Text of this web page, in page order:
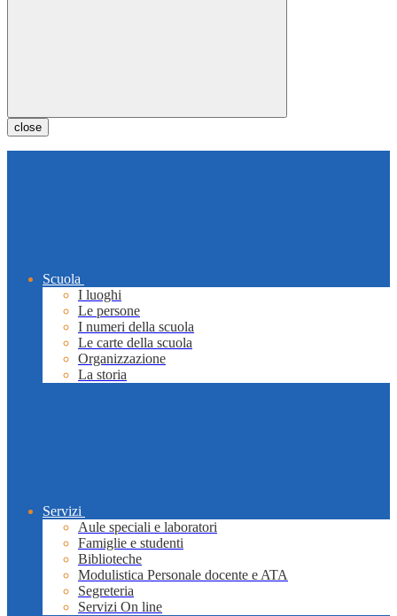
close
Scuola
I luoghi
Le persone
I numeri della scuola
Le carte della scuola
Organizzazione
La storia
Servizi
Aule speciali e laboratori
Famiglie e studenti
Biblioteche
Modulistica Personale docente e ATA
Segreteria
Servizi On line